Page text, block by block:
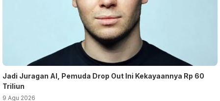
Jadi Juragan AI, Pemuda Drop Out Ini Kekayaannya Rp 60
Triliun
9 Agu 2026